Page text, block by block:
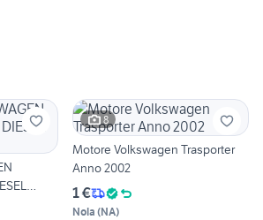
8
Motore Volkswagen Trasporter
Anno 2002
1 €
Nola (NA)